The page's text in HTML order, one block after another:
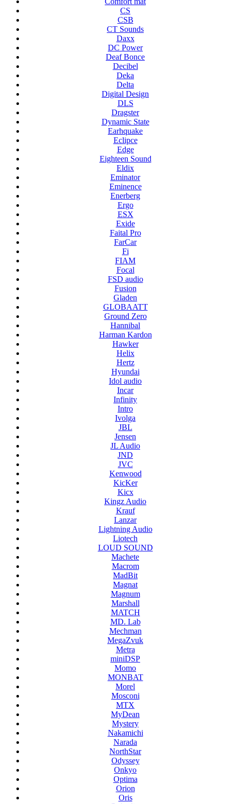
CS
CSB
CT Sounds
Daxx
DC Power
Deaf Bonce
Decibel
Deka
Delta
Digital Design
DLS
Dragster
Dynamic State
Earhquake
Eclipce
Edge
Eighteen Sound
Eldix
Eminator
Eminence
Enerberg
Ergo
ESX
Exide
Faital Pro
FarCar
Fi
FIAM
Focal
FSD audio
Fusion
Gladen
GLOBAATT
Ground Zero
Hannibal
Harman Kardon
Hawker
Helix
Hertz
Hyundai
Idol audio
Incar
Infinity
Intro
Ivolga
JBL
Jensen
JL Audio
JND
JVC
Kenwood
KicKer
Kicx
Kingz Audio
Krauf
Lanzar
Lightning Audio
Liotech
LOUD SOUND
Machete
Macrom
MadBit
Magnat
Magnum
Marshall
MATCH
MD. Lab
Mechman
MegaZvuk
Metra
miniDSP
Momo
MONBAT
Morel
Mosconi
MTX
MyDean
Mystery
Nakamichi
Narada
NorthStar
Odyssey
Onkyo
Optima
Orion
Oris